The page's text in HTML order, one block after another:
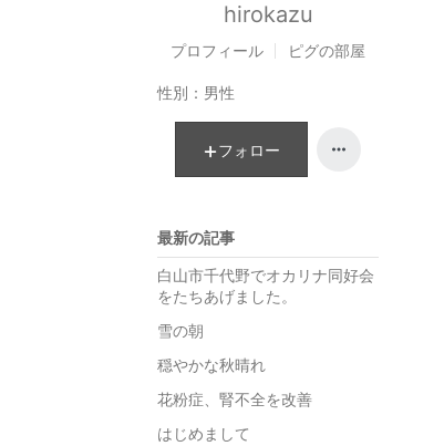
hirokazu
プロフィール ピグの部屋
性別： 男性
フォロー
最新の記事
白山市千代野でオカリナ同好会
をたちあげました。
雪の朝
穏やかな秋晴れ
花粉症、腎不全を改善
はじめまして